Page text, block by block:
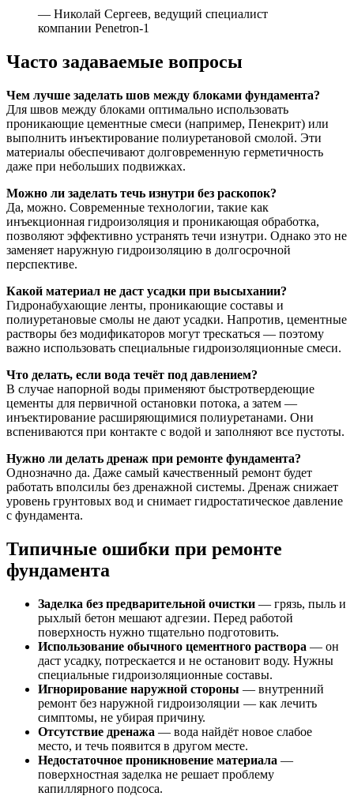
— Николай Сергеев, ведущий специалист
компании Penetron-1
Часто задаваемые вопросы
Чем лучше заделать шов между блоками фундамента?
Для швов между блоками оптимально использовать
проникающие цементные смеси (например, Пенекрит) или
выполнить инъектирование полиуретановой смолой. Эти
материалы обеспечивают долговременную герметичность
даже при небольших подвижках.
Можно ли заделать течь изнутри без раскопок?
Да, можно. Современные технологии, такие как
инъекционная гидроизоляция и проникающая обработка,
позволяют эффективно устранять течи изнутри. Однако это не
заменяет наружную гидроизоляцию в долгосрочной
перспективе.
Какой материал не даст усадки при высыхании?
Гидронабухающие ленты, проникающие составы и
полиуретановые смолы не дают усадки. Напротив, цементные
растворы без модификаторов могут трескаться — поэтому
важно использовать специальные гидроизоляционные смеси.
Что делать, если вода течёт под давлением?
В случае напорной воды применяют быстротвердеющие
цементы для первичной остановки потока, а затем —
инъектирование расширяющимися полиуретанами. Они
вспениваются при контакте с водой и заполняют все пустоты.
Нужно ли делать дренаж при ремонте фундамента?
Однозначно да. Даже самый качественный ремонт будет
работать вполсилы без дренажной системы. Дренаж снижает
уровень грунтовых вод и снимает гидростатическое давление
с фундамента.
Типичные ошибки при ремонте
фундамента
Заделка без предварительной очистки — грязь, пыль и
рыхлый бетон мешают адгезии. Перед работой
поверхность нужно тщательно подготовить.
Использование обычного цементного раствора — он
даст усадку, потрескается и не остановит воду. Нужны
специальные гидроизоляционные составы.
Игнорирование наружной стороны — внутренний
ремонт без наружной гидроизоляции — как лечить
симптомы, не убирая причину.
Отсутствие дренажа — вода найдёт новое слабое
место, и течь появится в другом месте.
Недостаточное проникновение материала —
поверхностная заделка не решает проблему
капиллярного подсоса.